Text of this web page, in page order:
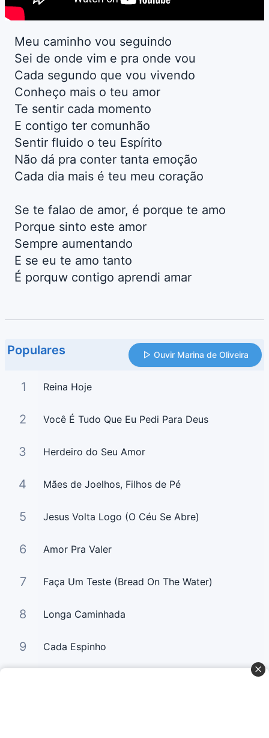
Meu caminho vou seguindo
Sei de onde vim e pra onde vou
Cada segundo que vou vivendo
Conheço mais o teu amor
Te sentir cada momento
E contigo ter comunhão
Sentir fluido o teu Espírito
Não dá pra conter tanta emoção
Cada dia mais é teu meu coração
Se te falao de amor, é porque te amo
Porque sinto este amor
Sempre aumentando
E se eu te amo tanto
É porquw contigo aprendi amar
Populares Ouvir Marina de Oliveira
1 Reina Hoje
2 Você É Tudo Que Eu Pedi Para Deus
3 Herdeiro do Seu Amor
4 Mães de Joelhos, Filhos de Pé
5 Jesus Volta Logo (O Céu Se Abre)
6 Amor Pra Valer
7 Faça Um Teste (Bread On The Water)
8 Longa Caminhada
9 Cada Espinho